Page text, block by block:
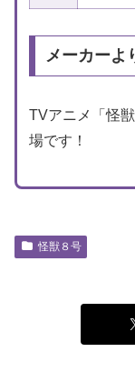
メーカーよ
TVアニメ「怪
場です！
怪獣８号